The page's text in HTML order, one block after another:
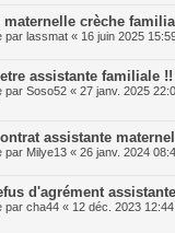
maternelle crèche
par lassmat « 16 juin 2025
assistante familiale
par Soso52 « 27 janv. 2025
assistante
par Milye13 « 26 janv. 2024
d'agrément
par cha44 « 12 déc. 2023 12:44